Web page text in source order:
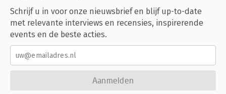
Schrijf u in voor onze nieuwsbrief en blijf up-to-date
met relevante interviews en recensies, inspirerende
events en de beste acties.
Aanmelden